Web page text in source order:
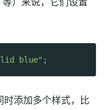
blue" ;
时添加多个样式，比